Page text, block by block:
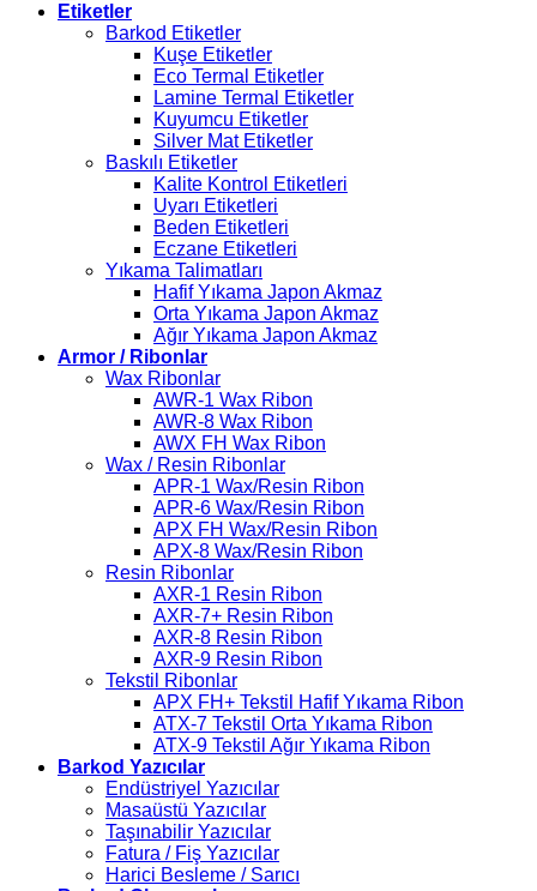
Etiketler
Barkod Etiketler
Kuşe Etiketler
Eco Termal Etiketler
Lamine Termal Etiketler
Kuyumcu Etiketler
Silver Mat Etiketler
Baskılı Etiketler
Kalite Kontrol Etiketleri
Uyarı Etiketleri
Beden Etiketleri
Eczane Etiketleri
Yıkama Talimatları
Hafif Yıkama Japon Akmaz
Orta Yıkama Japon Akmaz
Ağır Yıkama Japon Akmaz
Armor / Ribonlar
Wax Ribonlar
AWR-1 Wax Ribon
AWR-8 Wax Ribon
AWX FH Wax Ribon
Wax / Resin Ribonlar
APR-1 Wax/Resin Ribon
APR-6 Wax/Resin Ribon
APX FH Wax/Resin Ribon
APX-8 Wax/Resin Ribon
Resin Ribonlar
AXR-1 Resin Ribon
AXR-7+ Resin Ribon
AXR-8 Resin Ribon
AXR-9 Resin Ribon
Tekstil Ribonlar
APX FH+ Tekstil Hafif Yıkama Ribon
ATX-7 Tekstil Orta Yıkama Ribon
ATX-9 Tekstil Ağır Yıkama Ribon
Barkod Yazıcılar
Endüstriyel Yazıcılar
Masaüstü Yazıcılar
Taşınabilir Yazıcılar
Fatura / Fiş Yazıcılar
Harici Besleme / Sarıcı